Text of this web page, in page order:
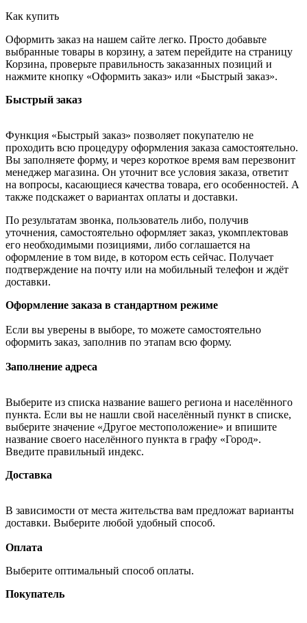
Как купить
Оформить заказ на нашем сайте легко. Просто добавьте
выбранные товары в корзину, а затем перейдите на страницу
Корзина, проверьте правильность заказанных позиций и
нажмите кнопку «Оформить заказ» или «Быстрый заказ».
Быстрый заказ
Функция «Быстрый заказ» позволяет покупателю не
проходить всю процедуру оформления заказа самостоятельно.
Вы заполняете форму, и через короткое время вам перезвонит
менеджер магазина. Он уточнит все условия заказа, ответит
на вопросы, касающиеся качества товара, его особенностей. А
также подскажет о вариантах оплаты и доставки.
По результатам звонка, пользователь либо, получив
уточнения, самостоятельно оформляет заказ, укомплектовав
его необходимыми позициями, либо соглашается на
оформление в том виде, в котором есть сейчас. Получает
подтверждение на почту или на мобильный телефон и ждёт
доставки.
Оформление заказа в стандартном режиме
Если вы уверены в выборе, то можете самостоятельно
оформить заказ, заполнив по этапам всю форму.
Заполнение адреса
Выберите из списка название вашего региона и населённого
пункта. Если вы не нашли свой населённый пункт в списке,
выберите значение «Другое местоположение» и впишите
название своего населённого пункта в графу «Город».
Введите правильный индекс.
Доставка
В зависимости от места жительства вам предложат варианты
доставки. Выберите любой удобный способ.
Оплата
Выберите оптимальный способ оплаты.
Покупатель